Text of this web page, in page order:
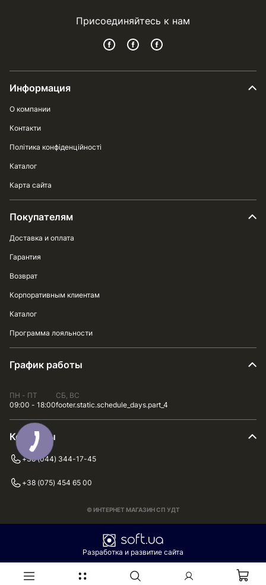
Присоединяйтесь к нам
Информация
О компании
Контакти
Політика конфіденційності
Каталог
Карта сайта
Покупателям
Доставка и оплата
Гарантия
Возврат
Корпоративным клиентам
Каталог
Программа лояльности
График работы
ПН - ПТ
09:00 - 18:00
СБ, ВС
footer.static.schedule_days.part_4
Контакты
+38 (044) 344-17-45
+38 (075) 454 65 00
© ИНТЕРНЕТ МАГАЗИН СП УДТ
Разработка и развитие сайта